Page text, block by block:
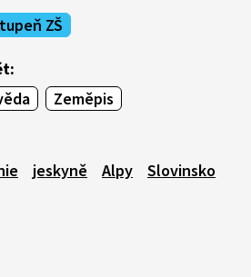
ZŠ
Zeměpis
jeskyně Alpy Slovinsko